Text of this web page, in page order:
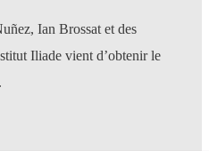
Ian Brossat et des
Iliade vient d’obtenir le